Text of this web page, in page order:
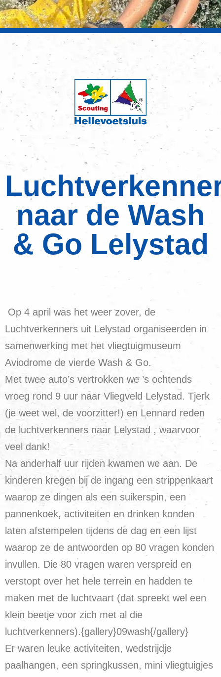
naar de Wash
& Go Lelystad
Op 4 april was het weer zover, de
Luchtverkenners uit Lelystad organiseerden in
samenwerking met het vliegtuigmuseum
Aviodrome de vierde Wash & Go.
Met twee auto’s vertrokken we ’s ochtends
vroeg rond 9 uur naar Vliegveld Lelystad. Tjerk
(je weet wel, de voorzitter!) en Lennard reden
de luchtverkenners naar Lelystad , waarvoor
veel dank!
Na anderhalf uur rijden kwamen we aan. De
kinderen kregen bij de ingang een strippenkaart
waarop ze dingen als een suikerspin, een
pannenkoek, activiteiten en drinken konden
laten afstempelen tijdens de dag en een lijst
waarop ze de antwoorden op 80 vragen konden
invullen. Die 80 vragen waren verspreid en
verstopt over het hele terrein en hadden te
maken met de luchtvaart (dat spreekt wel een
klein beetje voor zich met al die
luchtverkenners).{gallery}09wash{/gallery}
Er waren leuke activiteiten, wedstrijdje
paalhangen, een springkussen, mini vliegtuigjes